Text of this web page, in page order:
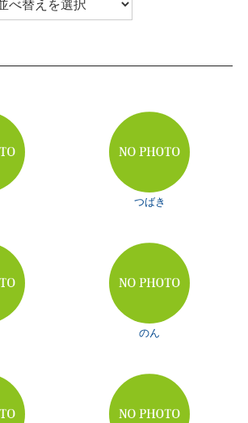
つばき
のん